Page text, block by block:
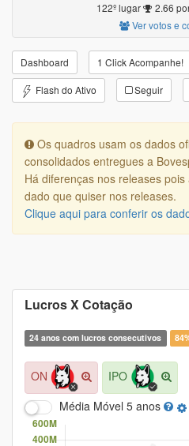
122º lugar 2.66
Ver votos e
Dashboard 1 Click Acompanhe!
Flash do Ativo Seguir
Os quadros usam os dados
consolidados entregues a
Há diferenças nos releases
dado que quiser nos releases.
Clique aqui para conferir os
Lucros X Cotação
24 anos com lucros consecutivos
ON
IPO
Média Móvel 5 anos